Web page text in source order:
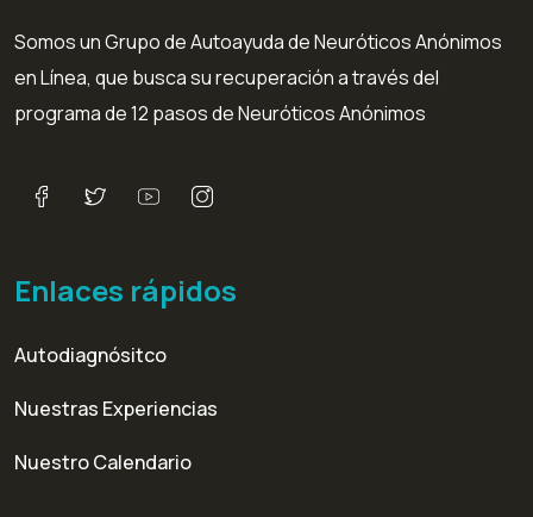
Somos un Grupo de Autoayuda de Neuróticos Anónimos
en Línea, que busca su recuperación a través del
programa de 12 pasos de Neuróticos Anónimos
Enlaces rápidos
Autodiagnósitco
Nuestras Experiencias
Nuestro Calendario